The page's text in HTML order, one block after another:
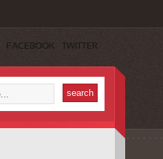
FACEBOOK TWITTER